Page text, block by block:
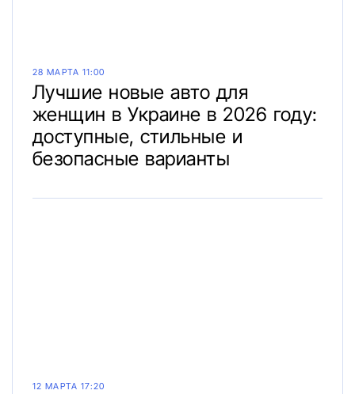
28 МАРТА 11:00
Лучшие новые авто для
женщин в Украине в 2026 году:
доступные, стильные и
безопасные варианты
12 МАРТА 17:20